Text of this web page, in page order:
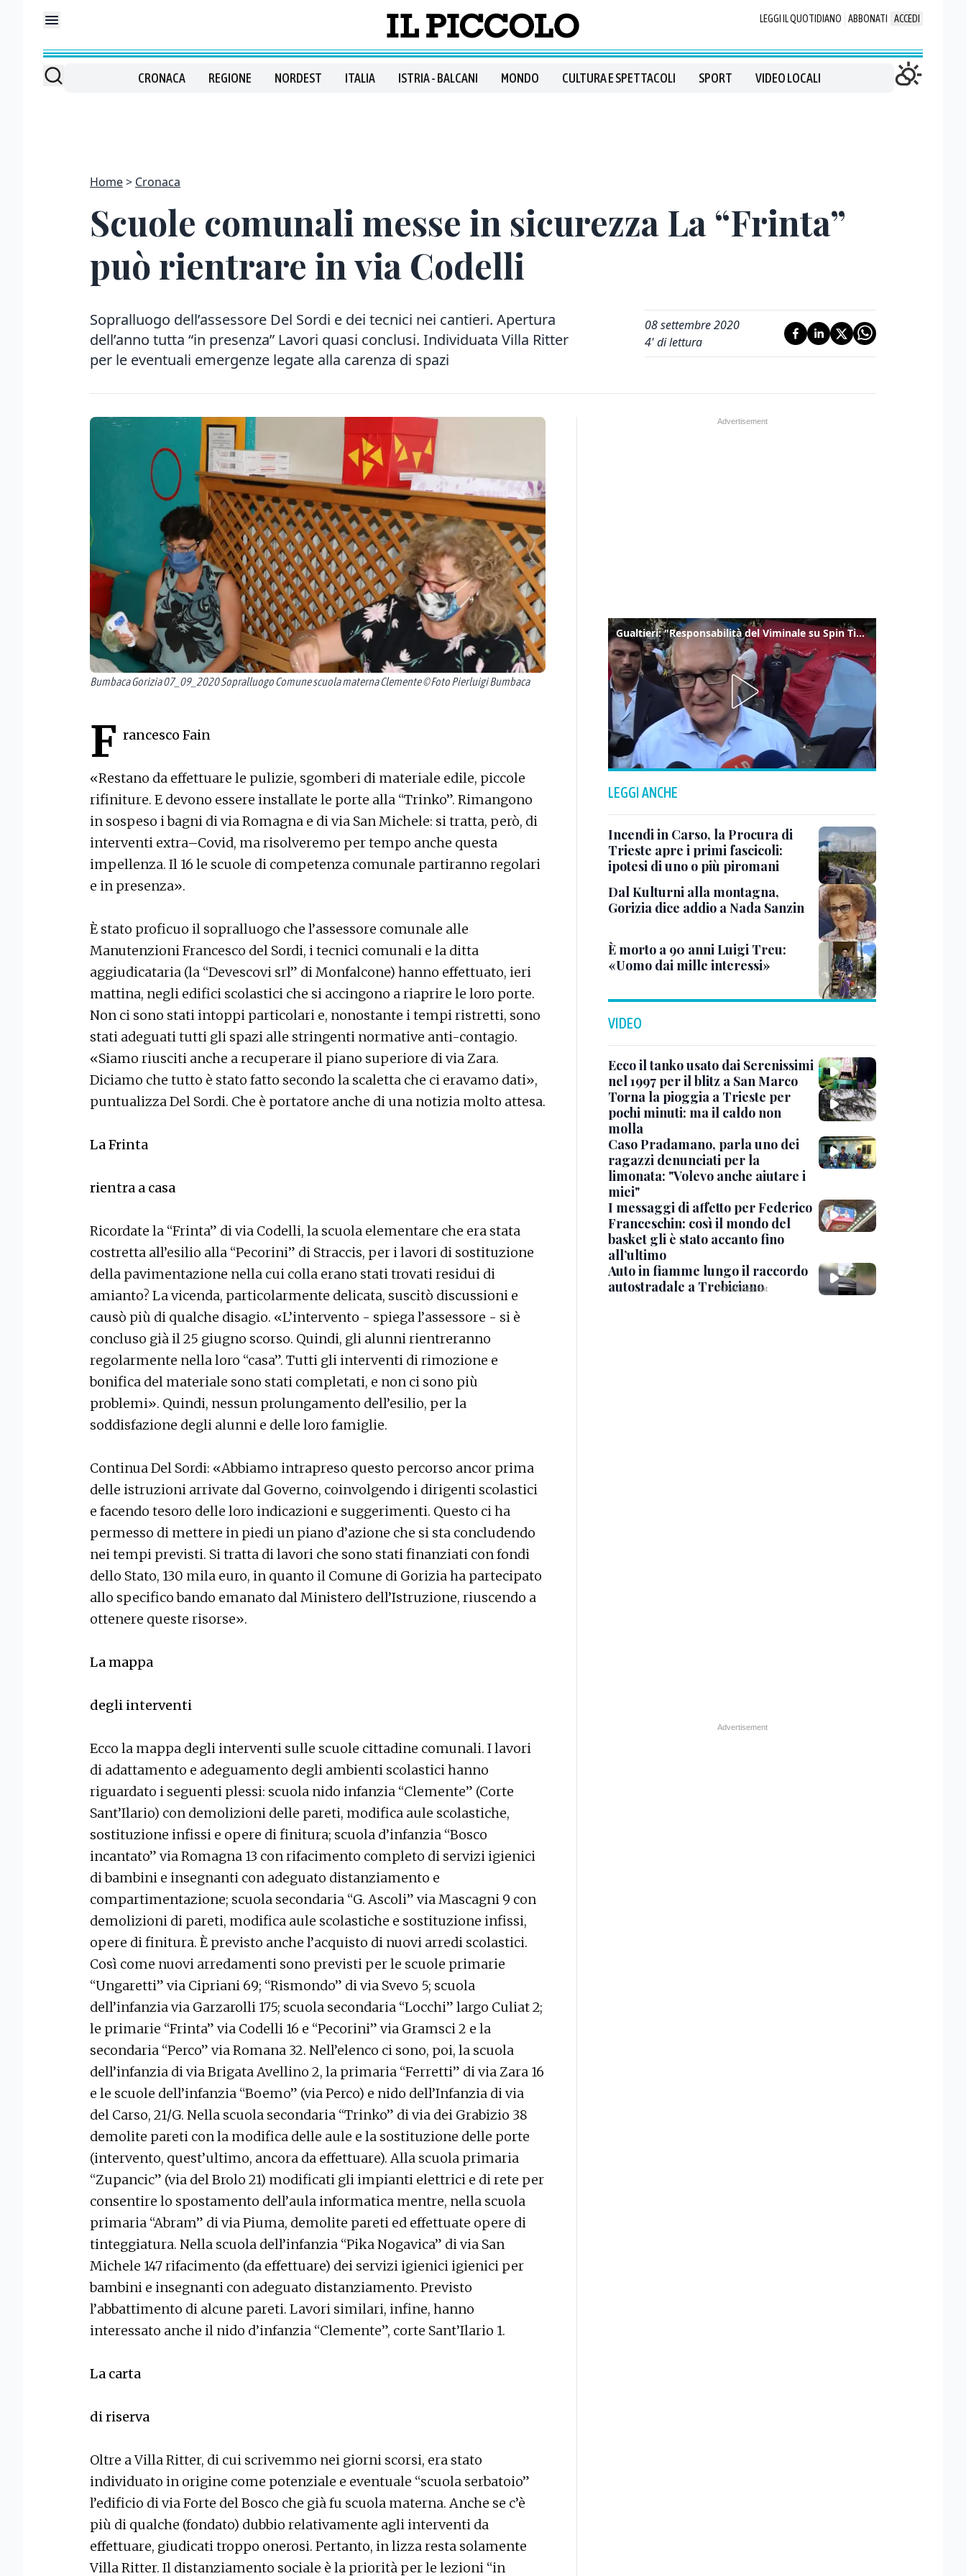
LEGGI IL QUOTIDIANO ABBONATI ACCEDI
CRONACA REGIONE NORDEST ITALIA ISTRIA - BALCANI MONDO CULTURA E SPETTACOLI SPORT VIDEO LOCALI
Home Cronaca
Scuole comunali messe in sicurezza La “Frinta”
può rientrare in via Codelli
Sopralluogo dell’assessore Del Sordi e dei tecnici nei cantieri. Apertura
dell’anno tutta “in presenza” Lavori quasi conclusi. Individuata Villa Ritter
per le eventuali emergenze legate alla carenza di spazi
08 settembre 2020
4' di lettura
Bumbaca Gorizia 07_09_2020 Sopralluogo Comune scuola materna Clemente © Foto Pierluigi Bumbaca
F rancesco Fain
«Restano da effettuare le pulizie, sgomberi di materiale edile, piccole
rifiniture. E devono essere installate le porte alla “Trinko”. Rimangono
in sospeso i bagni di via Romagna e di via San Michele: si tratta, però, di
interventi extra–Covid, ma risolveremo per tempo anche questa
impellenza. Il 16 le scuole di competenza comunale partiranno regolari
e in presenza».
È stato proficuo il sopralluogo che l’assessore comunale alle
Manutenzioni Francesco del Sordi, i tecnici comunali e la ditta
aggiudicataria (la “Devescovi srl” di Monfalcone) hanno effettuato, ieri
mattina, negli edifici scolastici che si accingono a riaprire le loro porte.
Non ci sono stati intoppi particolari e, nonostante i tempi ristretti, sono
stati adeguati tutti gli spazi alle stringenti normative anti-contagio.
«Siamo riusciti anche a recuperare il piano superiore di via Zara.
Diciamo che tutto è stato fatto secondo la scaletta che ci eravamo dati»,
puntualizza Del Sordi. Che è portatore anche di una notizia molto attesa.
La Frinta
rientra a casa
Ricordate la “Frinta” di via Codelli, la scuola elementare che era stata
costretta all’esilio alla “Pecorini” di Straccis, per i lavori di sostituzione
della pavimentazione nella cui colla erano stati trovati residui di
amianto? La vicenda, particolarmente delicata, suscitò discussioni e
causò più di qualche disagio. «L’intervento - spiega l’assessore - si è
concluso già il 25 giugno scorso. Quindi, gli alunni rientreranno
regolarmente nella loro “casa”. Tutti gli interventi di rimozione e
bonifica del materiale sono stati completati, e non ci sono più
problemi». Quindi, nessun prolungamento dell’esilio, per la
soddisfazione degli alunni e delle loro famiglie.
Continua Del Sordi: «Abbiamo intrapreso questo percorso ancor prima
delle istruzioni arrivate dal Governo, coinvolgendo i dirigenti scolastici
e facendo tesoro delle loro indicazioni e suggerimenti. Questo ci ha
permesso di mettere in piedi un piano d’azione che si sta concludendo
nei tempi previsti. Si tratta di lavori che sono stati finanziati con fondi
dello Stato, 130 mila euro, in quanto il Comune di Gorizia ha partecipato
allo specifico bando emanato dal Ministero dell’Istruzione, riuscendo a
ottenere queste risorse».
La mappa
degli interventi
Ecco la mappa degli interventi sulle scuole cittadine comunali. I lavori
di adattamento e adeguamento degli ambienti scolastici hanno
riguardato i seguenti plessi: scuola nido infanzia “Clemente” (Corte
Sant’Ilario) con demolizioni delle pareti, modifica aule scolastiche,
sostituzione infissi e opere di finitura; scuola d’infanzia “Bosco
incantato” via Romagna 13 con rifacimento completo di servizi igienici
di bambini e insegnanti con adeguato distanziamento e
compartimentazione; scuola secondaria “G. Ascoli” via Mascagni 9 con
demolizioni di pareti, modifica aule scolastiche e sostituzione infissi,
opere di finitura. È previsto anche l’acquisto di nuovi arredi scolastici.
Così come nuovi arredamenti sono previsti per le scuole primarie
“Ungaretti” via Cipriani 69; “Rismondo” di via Svevo 5; scuola
dell’infanzia via Garzarolli 175; scuola secondaria “Locchi” largo Culiat 2;
le primarie “Frinta” via Codelli 16 e “Pecorini” via Gramsci 2 e la
secondaria “Perco” via Romana 32. Nell’elenco ci sono, poi, la scuola
dell’infanzia di via Brigata Avellino 2, la primaria “Ferretti” di via Zara 16
e le scuole dell’infanzia “Boemo” (via Perco) e nido dell’Infanzia di via
del Carso, 21/G. Nella scuola secondaria “Trinko” di via dei Grabizio 38
demolite pareti con la modifica delle aule e la sostituzione delle porte
(intervento, quest’ultimo, ancora da effettuare). Alla scuola primaria
“Zupancic” (via del Brolo 21) modificati gli impianti elettrici e di rete per
consentire lo spostamento dell’aula informatica mentre, nella scuola
primaria “Abram” di via Piuma, demolite pareti ed effettuate opere di
tinteggiatura. Nella scuola dell’infanzia “Pika Nogavica” di via San
Michele 147 rifacimento (da effettuare) dei servizi igienici igienici per
bambini e insegnanti con adeguato distanziamento. Previsto
l’abbattimento di alcune pareti. Lavori similari, infine, hanno
interessato anche il nido d’infanzia “Clemente”, corte Sant’Ilario 1.
La carta
di riserva
Oltre a Villa Ritter, di cui scrivemmo nei giorni scorsi, era stato
individuato in origine come potenziale e eventuale “scuola serbatoio”
l’edificio di via Forte del Bosco che già fu scuola materna. Anche se c’è
più di qualche (fondato) dubbio relativamente agli interventi da
effettuare, giudicati troppo onerosi. Pertanto, in lizza resta solamente
Villa Ritter. Il distanziamento sociale è la priorità per le lezioni “in
Gualtieri: "Responsabilità del Viminale su Spin Time? La posizione dei partiti è nota"
LEGGI ANCHE
Incendi in Carso, la Procura di
Trieste apre i primi fascicoli:
ipotesi di uno o più piromani
Dal Kulturni alla montagna,
Gorizia dice addio a Nada Sanzin
È morto a 90 anni Luigi Treu:
«Uomo dai mille interessi»
VIDEO
Ecco il tanko usato dai Serenissimi
nel 1997 per il blitz a San Marco
Torna la pioggia a Trieste per
pochi minuti: ma il caldo non
molla
Caso Pradamano, parla uno dei
ragazzi denunciati per la
limonata: "Volevo anche aiutare i
miei"
I messaggi di affetto per Federico
Franceschin: così il mondo del
basket gli è stato accanto fino
all’ultimo
Auto in fiamme lungo il raccordo
autostradale a Trebiciano